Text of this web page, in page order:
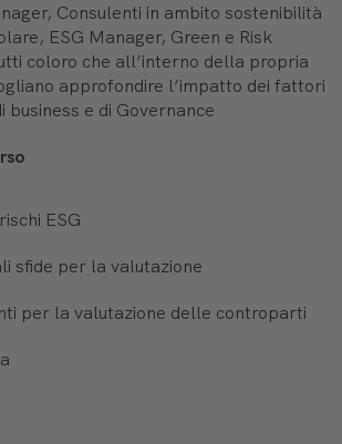
Consulenti in ambito sostenibilità
ESG Manager, Green e Risk
coloro che all’interno della propria
approfondire l’impatto dei fattori
business e di Governance
ESG
sfide per la valutazione
per la valutazione delle controparti